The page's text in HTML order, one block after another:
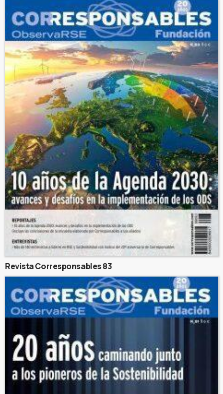
Revista Corresponsables 83